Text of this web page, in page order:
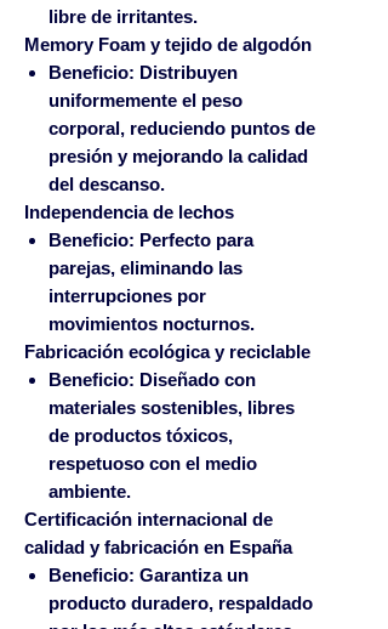
libre de irritantes.
Memory Foam y tejido de algodón
Beneficio: Distribuyen
uniformemente el peso
corporal, reduciendo puntos de
presión y mejorando la calidad
del descanso.
Independencia de lechos
Beneficio: Perfecto para
parejas, eliminando las
interrupciones por
movimientos nocturnos.
Fabricación ecológica y reciclable
Beneficio: Diseñado con
materiales sostenibles, libres
de productos tóxicos,
respetuoso con el medio
ambiente.
Certificación internacional de
calidad y fabricación en España
Beneficio: Garantiza un
producto duradero, respaldado